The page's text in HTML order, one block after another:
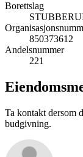
Borettslag
850373612
Andelsnummer
221
Ta kontakt dersom
budgivning.